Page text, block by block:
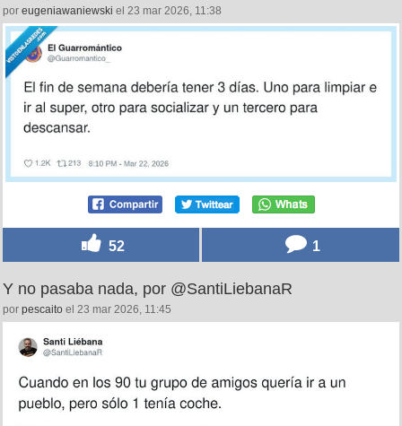
por eugeniawaniewski el 23 mar 2026, 11:38
52 1
Y no pasaba nada, por @SantiLiebanaR
por pescaito el 23 mar 2026, 11:45